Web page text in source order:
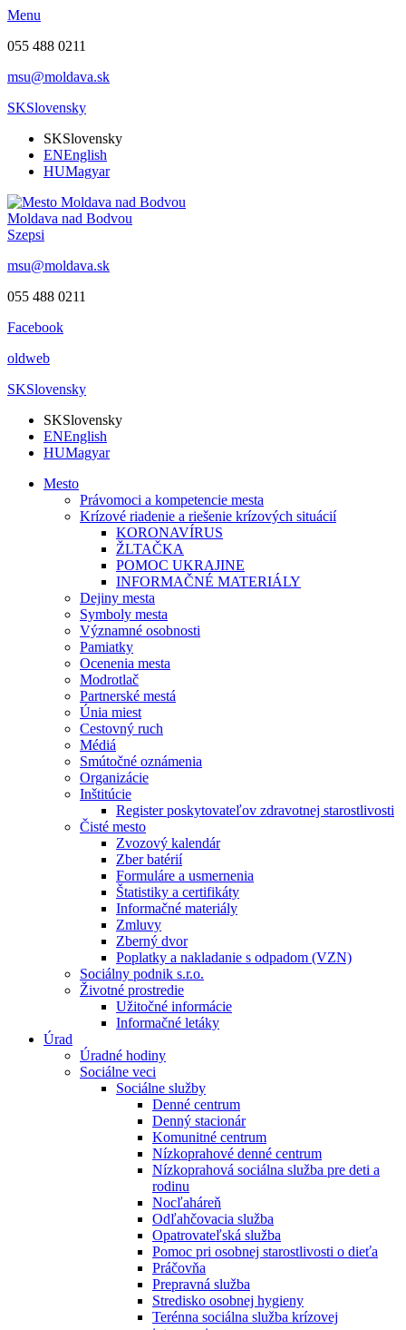
Menu
055 488 0211
msu@moldava.sk
SKSlovensky
SKSlovensky
ENEnglish
HUMagyar
Moldava nad Bodvou
Szepsi
msu@moldava.sk
055 488 0211
Facebook
oldweb
SKSlovensky
SKSlovensky
ENEnglish
HUMagyar
Mesto
Právomoci a kompetencie mesta
Krízové riadenie a riešenie krízových situácií
KORONAVÍRUS
ŽLTAČKA
POMOC UKRAJINE
INFORMAČNÉ MATERIÁLY
Dejiny mesta
Symboly mesta
Významné osobnosti
Pamiatky
Ocenenia mesta
Modrotlač
Partnerské mestá
Únia miest
Cestovný ruch
Médiá
Smútočné oznámenia
Organizácie
Inštitúcie
Register poskytovateľov zdravotnej starostlivosti
Čisté mesto
Zvozový kalendár
Zber batérií
Formuláre a usmernenia
Štatistiky a certifikáty
Informačné materiály
Zmluvy
Zberný dvor
Poplatky a nakladanie s odpadom (VZN)
Sociálny podnik s.r.o.
Životné prostredie
Užitočné informácie
Informačné letáky
Úrad
Úradné hodiny
Sociálne veci
Sociálne služby
Denné centrum
Denný stacionár
Komunitné centrum
Nízkoprahové denné centrum
Nízkoprahová sociálna služba pre deti a
rodinu
Nocľaháreň
Odľahčovacia služba
Opatrovateľská služba
Pomoc pri osobnej starostlivosti o dieťa
Práčovňa
Prepravná služba
Stredisko osobnej hygieny
Terénna sociálna služba krízovej